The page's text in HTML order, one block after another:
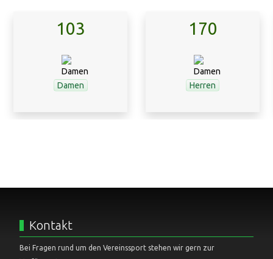
103
Damen
170
Herren
Kontakt
Bei Fragen rund um den Vereinssport stehen wir gern zur